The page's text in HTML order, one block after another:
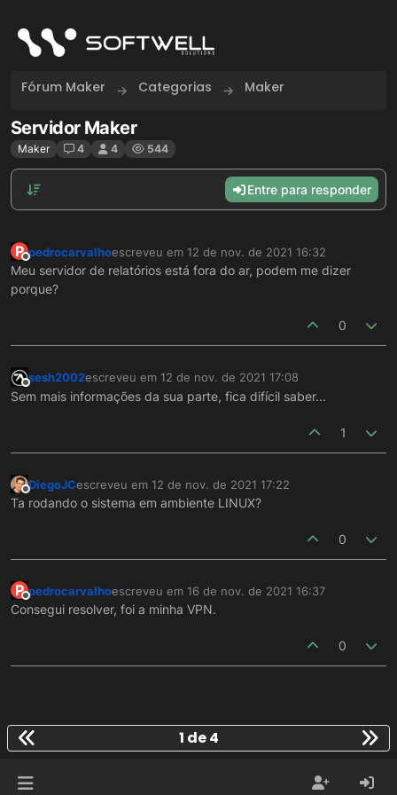
Fórum Maker Categorias Maker
Servidor Maker
Maker 4 4 544
Entre para responder
P
Offline
pedrocarvalhoescreveu em 12 de nov. de 2021 16:32
última edição por
Meu servidor de relatórios está fora do ar, podem me dizer
porque?
0
Offline
sesh2002escreveu em 12 de nov. de 2021 17:08
última edição por
Sem mais informações da sua parte, fica difícil saber...
1
Offline
DiegoJCescreveu em 12 de nov. de 2021 17:22
última edição por
Ta rodando o sistema em ambiente LINUX?
0
P
Offline
pedrocarvalhoescreveu em 16 de nov. de 2021 16:37
última edição por
Consegui resolver, foi a minha VPN.
0
1 de 4